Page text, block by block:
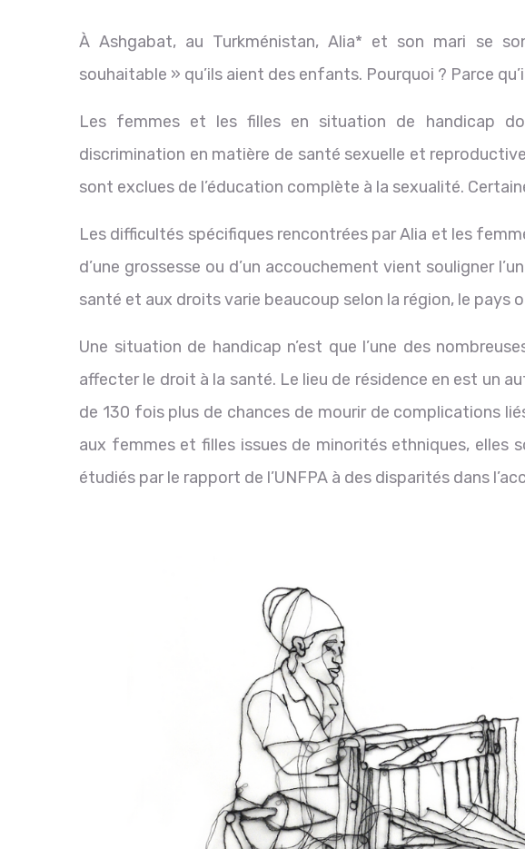
À Ashgabat, au Turkménistan, Alia* et son mari se
souhaitable » qu’ils aient des enfants. Pourquoi ? Parce
Les femmes et les filles en situation de handicap
discrimination en matière de santé sexuelle et
sont exclues de l’éducation complète à la sexualité.
Les difficultés spécifiques rencontrées par Alia et les
d’une grossesse ou d’un accouchement vient souligner
santé et aux droits varie beaucoup selon la région, le pays
Une situation de handicap n’est que l’une des
affecter le droit à la santé. Le lieu de résidence en est un
de 130 fois plus de chances de mourir de complications
aux femmes et filles issues de minorités ethniques, elles
étudiés par le rapport de l’UNFPA à des disparités dans